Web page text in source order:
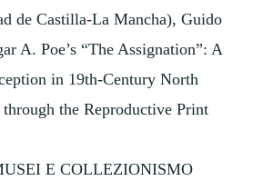
de Castilla-La Mancha), Guido
A. Poe’s “The Assignation”: A
in 19th-Century North
the Reproductive Print
E COLLEZIONISMO